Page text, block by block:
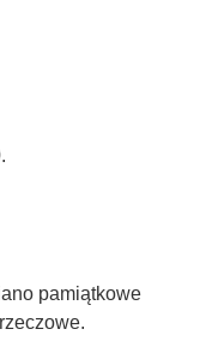
.
pamiątkowe